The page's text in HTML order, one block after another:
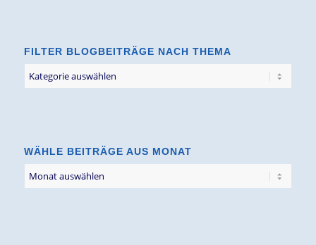
FILTER BLOGBEITRÄGE NACH THEMA
Blogbeiträge
WÄHLE BEITRÄGE AUS MONAT